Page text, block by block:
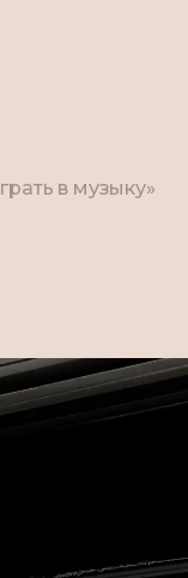
в музыку»